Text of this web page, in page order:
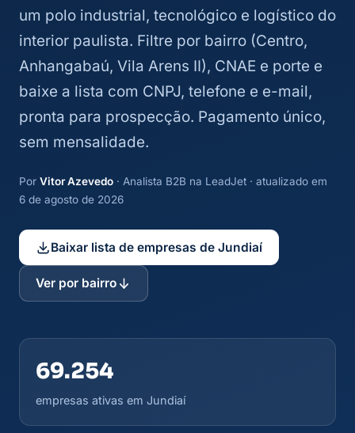
um polo industrial, tecnológico e logístico do
interior paulista. Filtre por bairro (Centro,
Anhangabaú, Vila Arens II), CNAE e porte e
baixe a lista com CNPJ, telefone e e-mail,
pronta para prospecção. Pagamento único,
sem mensalidade.
Por Vitor Azevedo · Analista B2B na LeadJet · atualizado em
6 de agosto de 2026
Baixar lista de empresas de Jundiaí
Ver por bairro
69.254
empresas ativas em Jundiaí